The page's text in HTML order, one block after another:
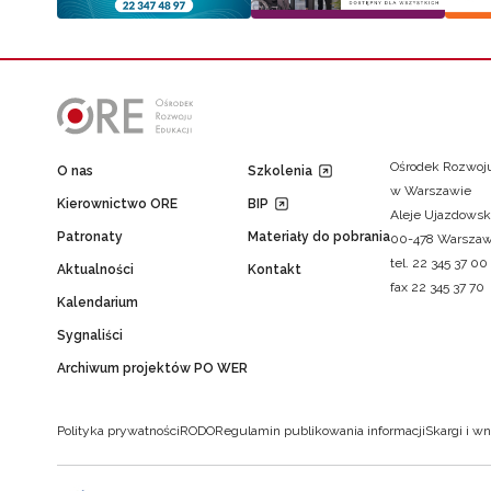
O nas
Kierownictwo ORE
Patronaty
Aktualności
Kalendarium
Sygnaliści
Archiwum projektów PO WER
Szkolenia
BIP
Materiały do pobrania
Kontakt
Ośrodek
w Warszawie
Aleje
00-478
tel. 22 345 37 00
fax 22 345 37 70
Polityka prywatnościRODORegulamin publikowania informacjiSkargi i